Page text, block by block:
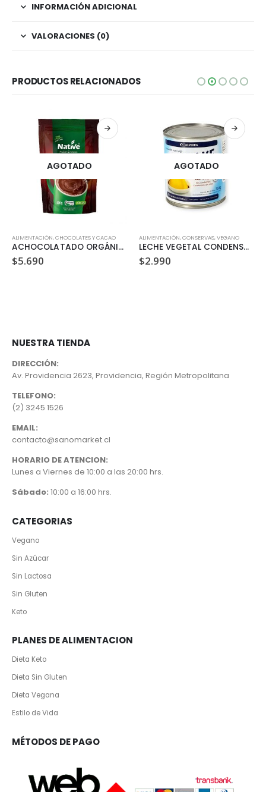
INFORMACIÓN ADICIONAL
VALORACIONES (0)
PRODUCTOS RELACIONADOS
AGOTADO
ALIMENTACIÓN,CHOCOLATES Y CACAO
ACHOCOLATADO ORGÁNICO (400GR)
$5.690
AGOTADO
ALIMENTACIÓN,CONSERVAS,VEGANO
LECHE VEGETAL CONDENSADA DE SOYA (330 GR)
$2.990
NUESTRA TIENDA
DIRECCIÓN:
Av. Providencia 2623, Providencia, Región Metropolitana
TELEFONO:
(2) 3245 1526
EMAIL:
contacto@sanomarket.cl
HORARIO DE ATENCION:
Lunes a Viernes de 10:00 a las 20:00 hrs.
Sábado: 10:00 a 16:00 hrs.
CATEGORIAS
Vegano
Sin Azúcar
Sin Lactosa
Sin Gluten
Keto
PLANES DE ALIMENTACION
Dieta Keto
Dieta Sin Gluten
Dieta Vegana
Estilo de Vida
MÉTODOS DE PAGO